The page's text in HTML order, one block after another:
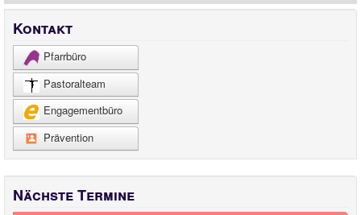
Kontakt
Pfarrbüro
Pastoralteam
Engagementbüro
Prävention
Nächste Termine